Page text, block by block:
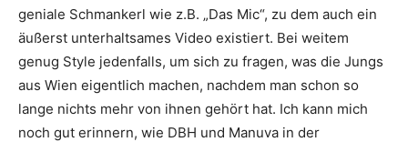
geniale Schmankerl wie z.B. „Das Mic“, zu dem auch ein
äußerst unterhaltsames Video existiert. Bei weitem
genug Style jedenfalls, um sich zu fragen, was die Jungs
aus Wien eigentlich machen, nachdem man schon so
lange nichts mehr von ihnen gehört hat. Ich kann mich
noch gut erinnern, wie DBH und Manuva in der